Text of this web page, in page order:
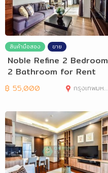
สินค้ามือสอง ขาย
Noble Refine 2 Bedroom
2 Bathroom for Rent
฿ 55,000 กรุงเทพมหานคร